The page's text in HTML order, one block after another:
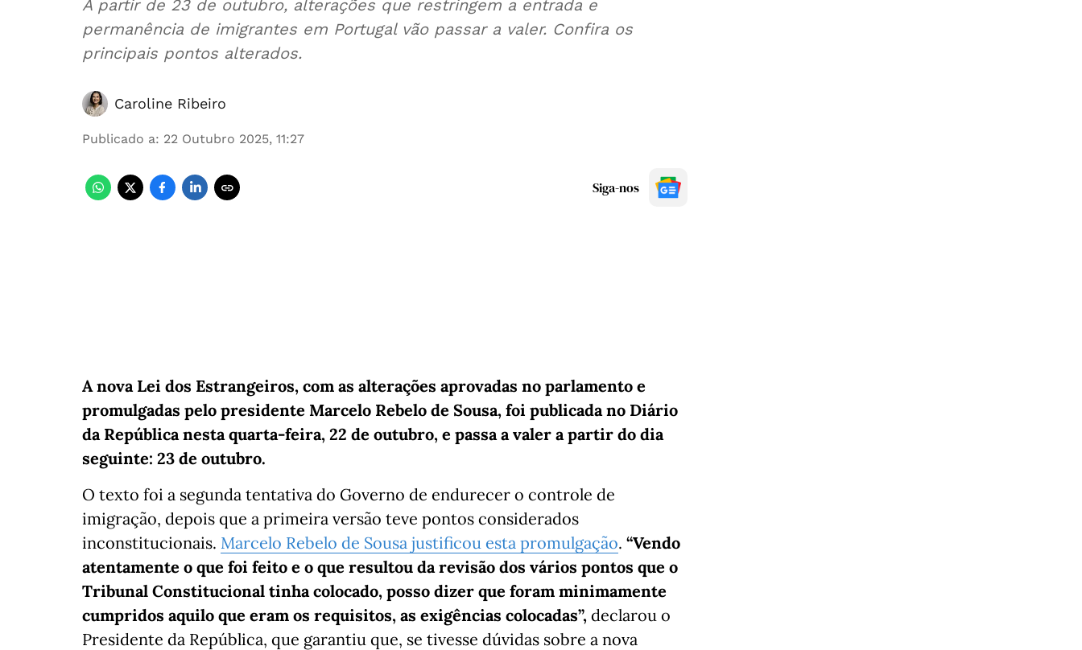
A partir de 23 de outubro, alterações que restringem a entrada e
permanência de imigrantes em Portugal vão passar a valer. Confira os
principais pontos alterados.
Caroline Ribeiro
Publicado a: 22 Outubro 2025, 11:27
Siga-nos
A nova Lei dos Estrangeiros, com as alterações aprovadas no parlamento e
promulgadas pelo presidente Marcelo Rebelo de Sousa, foi publicada no Diário
da República nesta quarta-feira, 22 de outubro, e passa a valer a partir do dia
seguinte: 23 de outubro.
O texto foi a segunda tentativa do Governo de endurecer o controle de
imigração, depois que a primeira versão teve pontos considerados
inconstitucionais. Marcelo Rebelo de Sousa justificou esta promulgação. “Vendo
atentamente o que foi feito e o que resultou da revisão dos vários pontos que o
Tribunal Constitucional tinha colocado, posso dizer que foram minimamente
cumpridos aquilo que eram os requisitos, as exigências colocadas”, declarou o
Presidente da República, que garantiu que, se tivesse dúvidas sobre a nova